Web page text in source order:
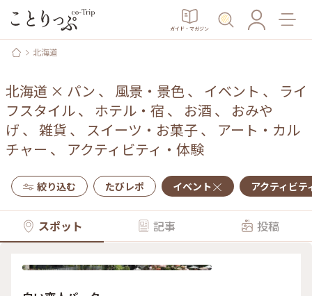
ガイド・マガジン
北海道
北海道 × パン 、 風景・景色、 イベント 、 ライ
フスタイル、 ホテル・宿 、 お酒 、 おみや
げ 、 雑貨 、 スイーツ・お菓子、 アート・カル
チャー 、 アクティビティ・体験
絞り込む たびレポ イベント アクティビテ
スポット 記事 投稿